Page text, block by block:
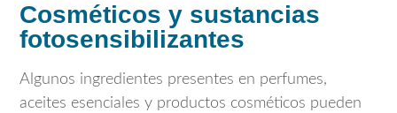
Cosméticos y sustancias
fotosensibilizantes
Algunos ingredientes presentes en perfumes,
aceites esenciales y productos cosméticos pueden